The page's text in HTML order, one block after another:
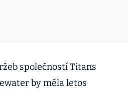
společností Titans
by měla letos